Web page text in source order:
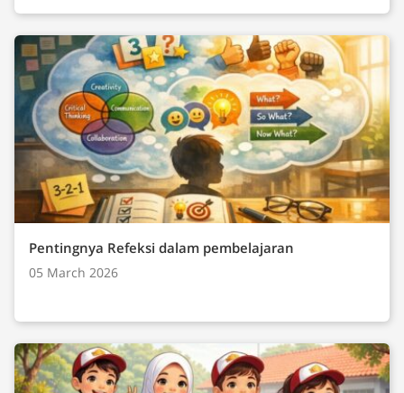
Pentingnya Refeksi dalam pembelajaran
05 March 2026